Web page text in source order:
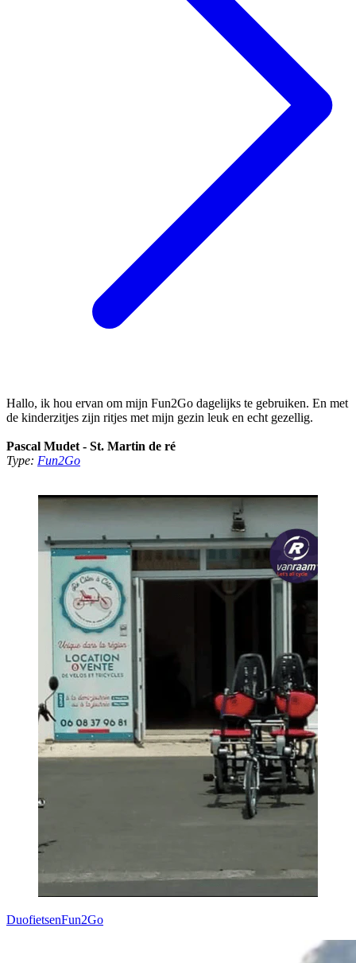
Hallo, ik hou ervan om mijn Fun2Go dagelijks te gebruiken. En met
de kinderzitjes zijn ritjes met mijn gezin leuk en echt gezellig.
Pascal Mudet - St. Martin de ré
Type: Fun2Go
DuofietsenFun2Go